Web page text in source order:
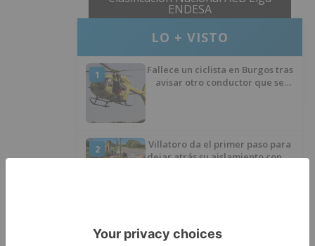
ENDESA
LO + VISTO
1
Fallece un ciclista en Burgos tras
avisar otro conductor que se
2
Villatoro da el primer paso para
dejar atrás su aislamiento con el
herido en Burgos tras la colisión